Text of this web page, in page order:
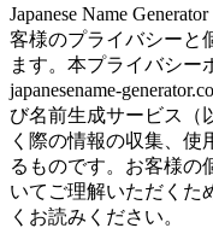
Japanese Name
客様のプライバシーと
ます。本プライバシー
japanesename-
び名前生成サービス（
く際の情報の収集、使
るものです。お客様の
いてご理解いただくた
くお読みください。